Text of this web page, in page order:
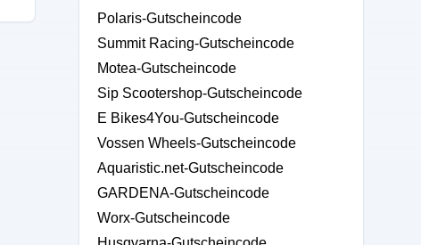
Polaris-Gutscheincode
Summit Racing-Gutscheincode
Motea-Gutscheincode
Sip Scootershop-Gutscheincode
E Bikes4You-Gutscheincode
Vossen Wheels-Gutscheincode
Aquaristic.net-Gutscheincode
GARDENA-Gutscheincode
Worx-Gutscheincode